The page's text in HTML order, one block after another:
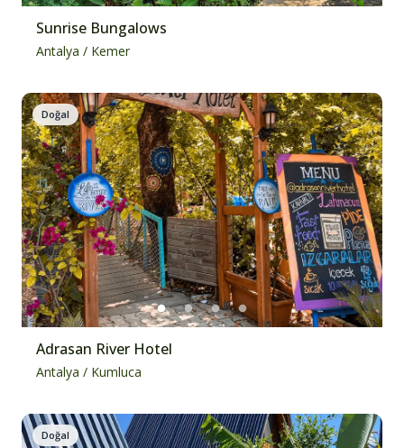
Sunrise Bungalows
Antalya / Kemer
Doğal
Adrasan River Hotel
Antalya / Kumluca
Doğal